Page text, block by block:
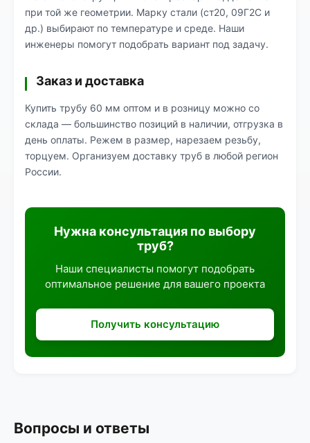
при той же геометрии. Марку стали (ст20, 09Г2С и
др.) выбирают по температуре и среде. Наши
инженеры помогут подобрать вариант под задачу.
Заказ и доставка
Купить трубу 60 мм оптом и в розницу можно со
склада — большинство позиций в наличии, отгрузка в
день оплаты. Режем в размер, нарезаем резьбу,
торцуем. Организуем доставку труб в любой регион
России.
Нужна консультация по выбору
труб?
Наши специалисты помогут подобрать
оптимальное решение для вашего проекта
Получить консультацию
Вопросы и ответы